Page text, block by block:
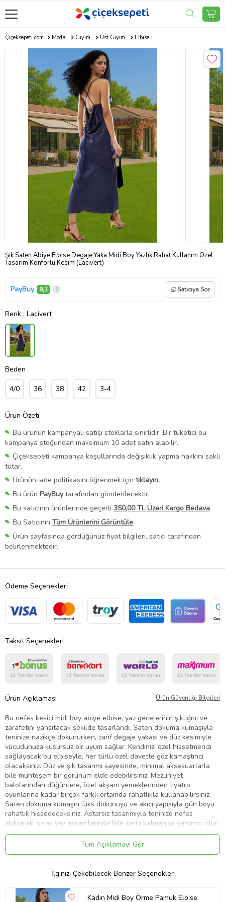
Çiçeksepeti.com Moda Giyim Üst Giyim Elbise
Şık Saten Abiye Elbise Degaje Yaka Midi Boy Yazlık Rahat Kullanım Özel
Tasarım Konforlu Kesim (Lacivert)
PayBuy 9,3 Satıcıya Sor
Renk : Lacivert
Beden
4/0 36 38 42 3-4
Ürün Özeti
Bu ürünün kampanyalı satışı stoklarla sınırlıdır. Bir tüketici bu
kampanya stoğundan maksimum 10 adet satın alabilir.
Çiçeksepeti kampanya koşullarında değişiklik yapma hakkını saklı
tutar.
Ürünün iade politikasını öğrenmek için tıklayın.
Bu ürün PayBuytarafından gönderilecektir.
Bu satıcının ürünlerinde geçerli 350,00 TL Üzeri Kargo Bedava
Bu Satıcının Tüm Ürünlerini Görüntüle
Ürün sayfasında gördüğünüz fiyat bilgileri, satıcı tarafından
belirlenmektedir.
Ödeme Seçenekleri
Taksit Seçenekleri
Ürün Açıklaması Ürün Güvenliği Bilgileri
Bu nefes kesici midi boy abiye elbise, yaz gecelerinin şıklığını ve
zarafetini yansıtacak şekilde tasarlandı. Saten dokuma kumaşıyla
teninize nazikçe dokunurken, zarif degaje yakası ve düz kesimiyle
vücudunuza kusursuz bir uyum sağlar. Kendinizi özel hissetmenizi
sağlayacak bu elbiseyle, her türlü özel davette göz kamaştırıcı
olacaksınız. Düz ve şık tasarımı sayesinde, minimal aksesuarlarla
bile muhteşem bir görünüm elde edebilirsiniz. Mezuniyet
balolarından düğünlere, özel akşam yemeklerinden tiyatro
oyunlarına kadar birçok farklı ortamda rahatlıkla kullanabilirsiniz.
Saten dokuma kumaşın lüks dokunuşu ve akıcı yapısıyla gün boyu
rahatlık hissedeceksiniz. Astarsız tasarımıyla teninize nefes
aldırarak, sıcak yaz akşamlarında bile serin kalmanıza yardımcı olur.
Kolsuz tasarımıyla omuzlarınızı ve kollarınızı zarifçe sergilerken, midi
boy uzunluğu ile bacak boyunuzu da dengeli bir şekilde vurgular.
Bu elbise, zamansız şıklığını ve kolay kombinlenebilirliğini öne
gece görünümü yaratabilirsiniz. Elbisenin ölçüleri ve uyumu oldukça
60cm(23in) Kalça: 89cm(35in). Mankenin üzerindeki ürün S368
bedendir. Ürün ön boyu 130 cm'dir. Bu elbise, farklı vücut tiplerine
Tüm Açıklamayı Gör
İlginizi Çekebilecek Benzer Seçenekler
Kadın Midi Boy Örme Pamuk Elbise